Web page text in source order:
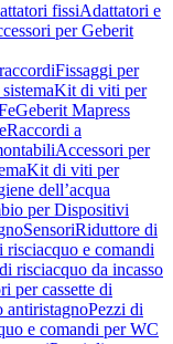
fissiAdattatori e
per Geberit
Fissaggi per
Kit di viti per
Geberit Mapress
Raccordi a
Accessori per
Kit di viti per
dell’acqua
per Dispositivi
SensoriRiduttore di
risciacquo e comandi
risciacquo da incasso
per cassette di
antiristagnoPezzi di
e comandi per WC